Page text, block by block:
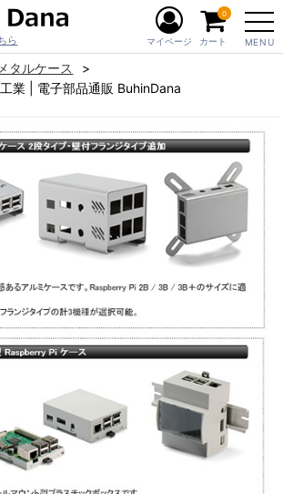
ら MENU
マイページ カート
0
メタルケース
業 | 電子部品通販 BuhinDana